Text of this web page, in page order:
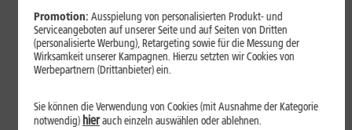
Mehr erfahren
Promotion: Ausspielung von personalisierten Produkt- und
Serviceangeboten auf unserer Seite und auf Seiten von Dritten
(personalisierte Werbung), Retargeting sowie für die Messung der
Wirksamkeit unserer Kampagnen. Hierzu setzten wir Cookies von
Werbepartnern (Drittanbieter) ein.
Sie können die Verwendung von Cookies (mit Ausnahme der Kategorie
notwendig) hierauch einzeln auswählen oder ablehnen.